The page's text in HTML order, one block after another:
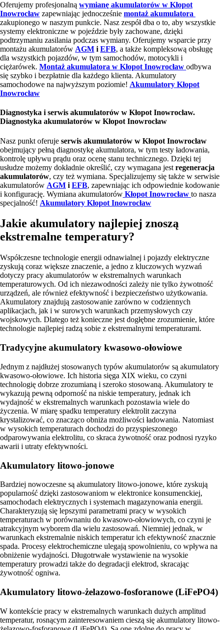
Oferujemy profesjonalną wymianę akumulatorów w Kłopot
Inowrocław zapewniając jednocześnie montaż akumulatora
zakupionego w naszym punkcie. Nasz zespół dba o to, aby wszystkie
systemy elektroniczne w pojeździe były zachowane, dzięki
podtrzymaniu zasilania podczas wymiany. Oferujemy wsparcie przy
montażu akumulatorów AGM i EFB, a także kompleksową obsługę
dla wszystkich pojazdów, w tym samochodów, motocykli i
ciężarówek. Montaż akumulatora w Kłopot Inowrocław odbywa
się szybko i bezpłatnie dla każdego klienta. Akumulatory
samochodowe na najwyższym poziomie! Akumulatory Kłopot
Inowrocław
Diagnostyka i serwis akumulatorów w Kłopot Inowrocław.
Diagnostyka akumulatorów w Kłopot Inowrocław
Nasz punkt oferuje serwis akumulatorów w Kłopot Inowrocław
obejmujący pełną diagnostykę akumulatora, w tym testy ładowania,
kontrolę upływu prądu oraz ocenę stanu technicznego. Dzięki tej
usłudze możemy dokładnie określić, czy wymagana jest regeneracja
akumulatorów, czy też wymiana. Specjalizujemy się także w serwisie
akumulatorów AGM i EFB, zapewniając ich odpowiednie kodowanie
i konfigurację. Wymiana akumulatorów Kłopot Inowrocław to nasza
specjalność! Akumulatory Kłopot Inowrocław
Jakie akumulatory najlepiej znoszą
ekstremalne temperatury?
Współczesne technologie energii odnawialnej i pojazdy elektryczne
zyskują coraz większe znaczenie, a jedno z kluczowych wyzwań
dotyczy pracy akumulatorów w ekstremalnych warunkach
temperaturowych. Od ich niezawodności zależy nie tylko żywotność
urządzeń, ale również efektywność i bezpieczeństwo użytkowania.
Akumulatory znajdują zastosowanie zarówno w codziennych
aplikacjach, jak i w surowych warunkach przemysłowych czy
wojskowych. Dlatego też konieczne jest dogłębne zrozumienie, które
technologie najlepiej radzą sobie z ekstremalnymi temperaturami.
Tradycyjne akumulatory kwasowo-ołowiowe
Jednym z najdłużej stosowanych typów akumulatorów są akumulatory
kwasowo-ołowiowe. Ich historia sięga XIX wieku, co czyni
technologię dobrze zrozumianą i szeroko stosowaną. Akumulatory te
wykazują pewną odporność na niskie temperatury, jednak ich
wydajność w ekstremalnych warunkach pozostawia wiele do
życzenia. W miarę spadku temperatury elektrolit zaczyna
krystalizować, co znacząco obniża możliwości ładowania. Natomiast
w wysokich temperaturach dochodzi do przyspieszonego
odparowywania elektrolitu, co skraca żywotność oraz podnosi ryzyko
awarii i utraty efektywności.
Akumulatory litowo-jonowe
Bardziej nowoczesne są akumulatory litowo-jonowe, które zyskują
popularność dzięki zastosowaniom w elektronice konsumenckiej,
samochodach elektrycznych i systemach magazynowania energii.
Charakteryzują się lepszymi parametrami pracy w wysokich
temperaturach w porównaniu do kwasowo-ołowiowych, co czyni je
atrakcyjnym wyborem dla wielu zastosowań. Niemniej jednak, w
warunkach ekstremalnie niskich temperatur ich efektywność znacznie
spada. Procesy elektrochemiczne ulegają spowolnieniu, co wpływa na
obniżenie wydajności. Długotrwałe wystawienie na wysokie
temperatury prowadzi także do degradacji elektrod, skracając
żywotność ogniwa.
Akumulatory litowo-żelazowo-fosforanowe (LiFePO4)
W kontekście pracy w ekstremalnych warunkach dużych amplitud
temperatur, rosnącym zainteresowaniem cieszą się akumulatory litowo-